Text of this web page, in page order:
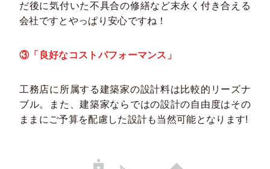
だ後に気付いた不具合の修繕など末永く付き合える
会社ですとやっぱり安心ですね！
③「良好なコストパフォーマンス」
工務店に所属する建築家の設計料は比較的リーズナ
ブル。また、建築家ならではの設計の自由度はその
ままにご予算を配慮した設計も当然可能となります!